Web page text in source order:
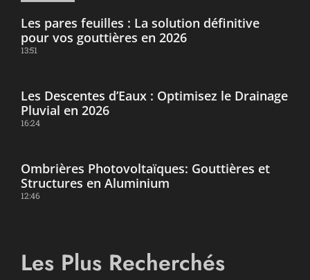
Les pares feuilles : La solution définitive
pour vos gouttières en 2026
13:51
Les Descentes d’Eaux : Optimisez le Drainage
Pluvial en 2026
16:24
Ombrières Photovoltaïques: Gouttières et
Structures en Aluminium
12:46
Les Plus Recherchés